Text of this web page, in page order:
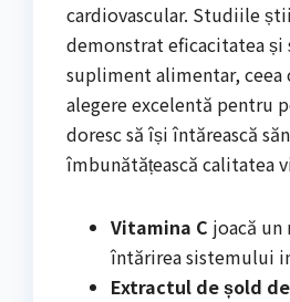
cardiovascular. Studiile
demonstrat eficacitatea și
supliment alimentar, ceea
alegere excelentă pentru
doresc să își întărească
îmbunătățească calitatea
Vitamina C joacă
întărirea sistemului
Extractul de șold